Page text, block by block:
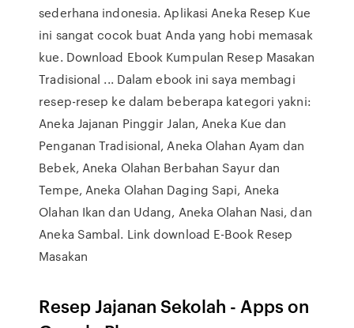
sederhana indonesia. Aplikasi Aneka Resep Kue
ini sangat cocok buat Anda yang hobi memasak
kue. Download Ebook Kumpulan Resep Masakan
Tradisional ... Dalam ebook ini saya membagi
resep-resep ke dalam beberapa kategori yakni:
Aneka Jajanan Pinggir Jalan, Aneka Kue dan
Penganan Tradisional, Aneka Olahan Ayam dan
Bebek, Aneka Olahan Berbahan Sayur dan
Tempe, Aneka Olahan Daging Sapi, Aneka
Olahan Ikan dan Udang, Aneka Olahan Nasi, dan
Aneka Sambal. Link download E-Book Resep
Masakan
Resep Jajanan Sekolah - Apps on